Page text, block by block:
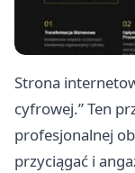
Strona
cyfrowej.” Ten
profesjonalnej
przyciągać i